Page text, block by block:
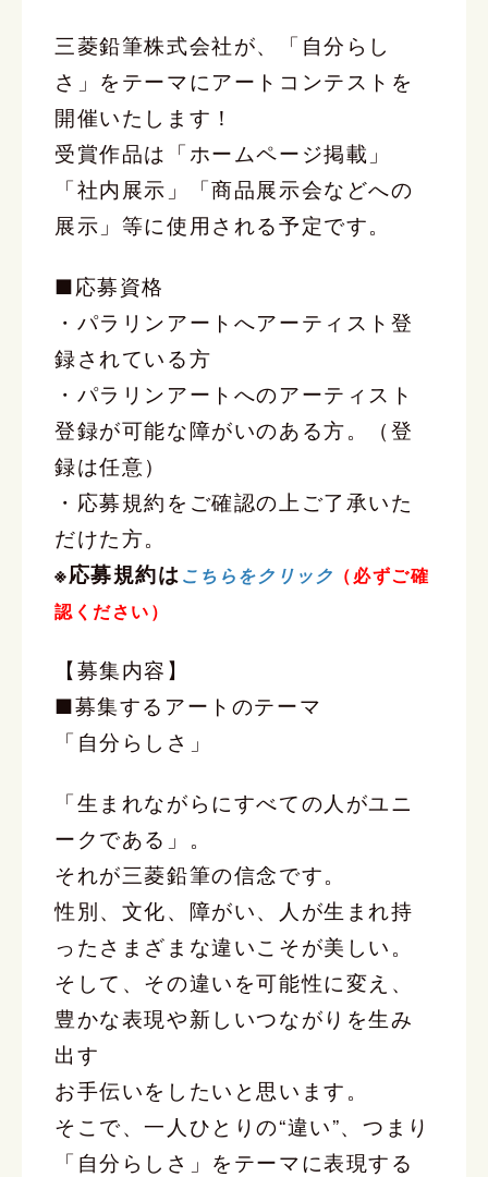
三菱鉛筆株式会社が、「自分らし
さ」をテーマにアートコンテストを
開催いたします！
受賞作品は「ホームページ掲載」
「社内展示」「商品展示会などへの
展示」等に使用される予定です。
■応募資格
・パラリンアートへアーティスト登
録されている方
・パラリンアートへのアーティスト
登録が可能な障がいのある方。（登
録は任意）
・応募規約をご確認の上ご了承いた
だけた方。
※応募規約はこちらをクリック （必ずご確
認ください）
【募集内容】
■募集するアートのテーマ
「自分らしさ」
「生まれながらにすべての人がユニ
ークである」。
それが三菱鉛筆の信念です。
性別、文化、障がい、人が生まれ持
ったさまざまな違いこそが美しい。
そして、その違いを可能性に変え、
豊かな表現や新しいつながりを生み
出す
お手伝いをしたいと思います。
そこで、一人ひとりの“違い”、つまり
「自分らしさ」をテーマに表現する